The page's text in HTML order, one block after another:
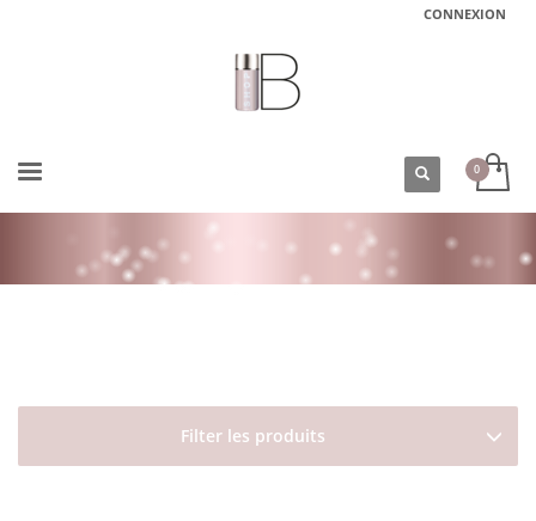
CONNEXION
Filter les produits